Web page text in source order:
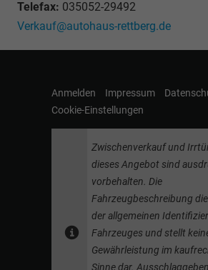
Telefax: 035052-29492
Verkauf@autohaus-rettberg.de
Anmelden Impressum
Cookie-Einstellungen
Zwischenverkauf und
dieses Angebot sind
vorbehalten. Die
Fahrzeugbeschreibung
der allgemeinen
Fahrzeuges und stellt
Gewährleistung im
Sinne dar.